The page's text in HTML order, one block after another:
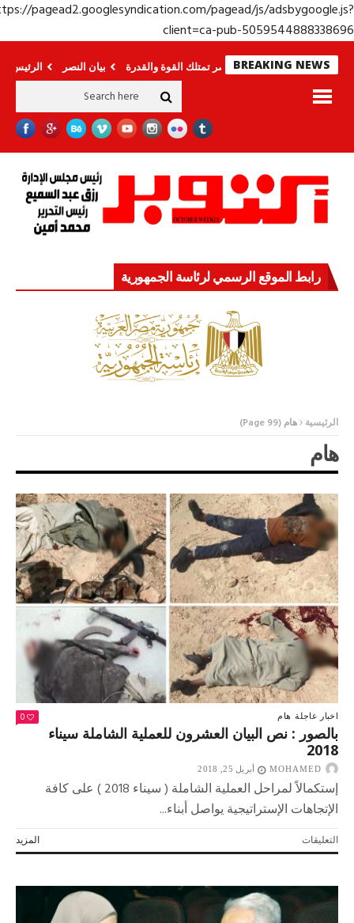
https://pagead2.googlesyndication.com/pagead/js/
client=ca-pub-
BREAKING NEWS
الاستراتيجية.. مصر تمتلك القوة والقدرة بيان النصر الرئيس السيسي: مصر
رابط الموقع الرسمي لرئاسة الجمهورية
الرئيسية هام(Page 99)
هام
اخبار عاجلة هام 0
بالصور : نص البيان العشرون للعملية الشاملة سيناء
2018
MOHAMED أبريل 25, 2018
إستكمالاً لمراحل العملية الشاملة ( سيناء 2018 ) على كافة
الإتجاهات الإستراتيجية يواصل أبناء...
المزيد التعليقاتعلى
بالصور
نص
البيان
العشرون